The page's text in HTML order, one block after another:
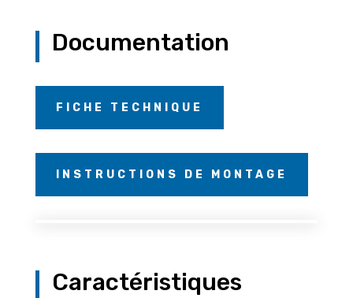
Documentation
FICHE TECHNIQUE
INSTRUCTIONS DE MONTAGE
Caractéristiques